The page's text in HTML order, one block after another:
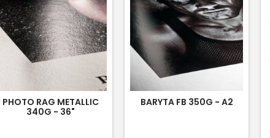
PHOTO RAG METALLIC
340G - 36"
BARYTA FB 350G - A2